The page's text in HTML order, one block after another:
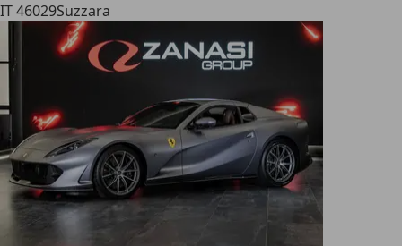
IT 46029Suzzara